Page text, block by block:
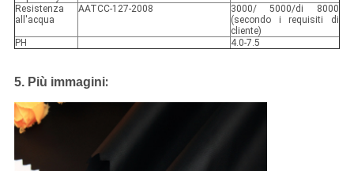
Resistenza
all'acqua
AATCC-127-2008
3000/ 5000/di 8000
(secondo i requisiti di
cliente)
PH
4.0-7.5
5. Più immagini: